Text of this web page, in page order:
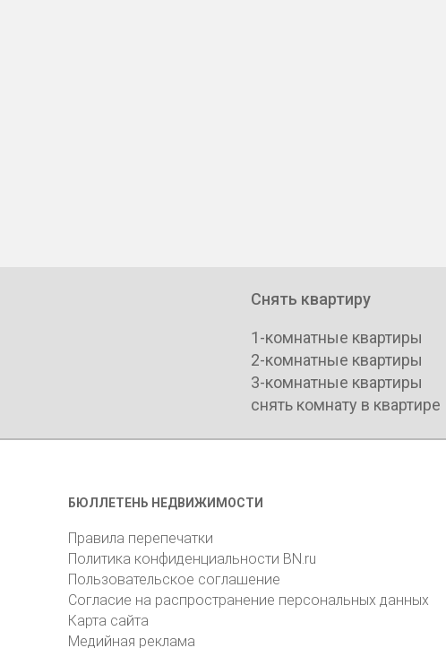
Снять квартиру
1-комнатные квартиры
2-комнатные квартиры
3-комнатные квартиры
снять комнату в квартире
БЮЛЛЕТЕНЬ НЕДВИЖИМОСТИ
Правила перепечатки
Политика конфиденциальности BN.ru
Пользовательское соглашение
Согласие на распространение персональных данных
Карта сайта
Медийная реклама